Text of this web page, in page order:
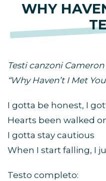
WHY
Testi canzoni
“Why Haven’t I Met
I gotta be honest, I
Hearts been walked
I gotta stay cautious
When I start falling, I
Testo completo: